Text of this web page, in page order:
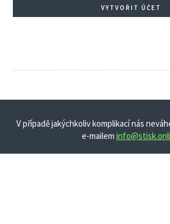
VYTVOŘIT ÚČET
V případě jakýchkoliv komplikací nás
e-mailem